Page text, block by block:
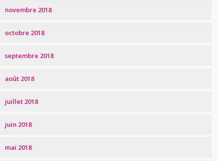
novembre 2018
octobre 2018
septembre 2018
août 2018
juillet 2018
juin 2018
mai 2018